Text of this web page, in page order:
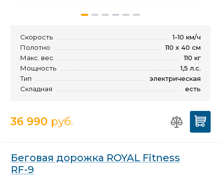
Скорость
1-10 км/ч
Полотно
110 х 40 см
Макс. вес
110 кг
Мощность
1,5 л.с.
Тип
электрическая
Складная
есть
36 990 руб.
Беговая дорожка ROYAL Fitness
RF-9